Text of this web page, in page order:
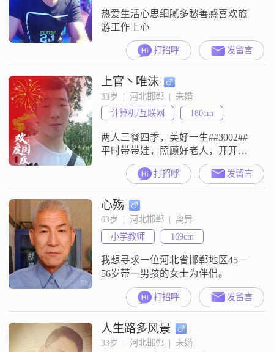
热爱生活心思细腻多愁善感喜欢旅
游工作上心
打招呼 发留言
上官丶唯沫
33岁  |  河北邯郸  |  未婚
计算机/互联网
180cm
两人三餐四季，美好一生##3002##
平时带带娃，照顾好老人，开开心
心每一天##3002##
打招呼 发留言
心殇
63岁  |  河北邯郸  |  离异
小学教师
169cm
我想寻求一位河北省邯郸地区45－
56岁带一男孩的女士为伴侣。
打招呼 发留言
人生路多风景
33岁  |  河北邯郸  |  未婚